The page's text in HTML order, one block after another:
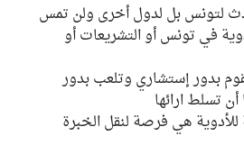
لتونس بل لدول أخرى ولن تمس
في تونس أو التشريعات أو
بدور إستشاري وتلعب بدور
تسلط ارائها
للأدوية هي فرصة لنقل الخبرة